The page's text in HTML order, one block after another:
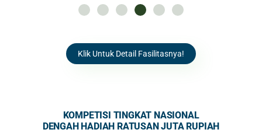
Klik Untuk Detail Fasilitasnya!
KOMPETISI TINGKAT NASIONAL
DENGAH HADIAH RATUSAN JUTA RUPIAH